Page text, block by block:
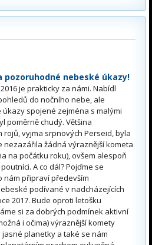
pozoruhodné nebeské úkazy!
je prakticky za námi. Nabídl
do nočního nebe, ale
spojené zejména s malými
poměrně chudý. Většina
rojů, vyjma srpnových Perseid, byla
nezazářila žádná výraznější kometa
na počátku roku), ovšem alespoň
A co dál? Pojďme se
nám připraví především
podívané v nadcházejících
2017. Bude oproti letošku
si za dobrých podmínek aktivní
i očima) výraznější komety
planetky a také se nám